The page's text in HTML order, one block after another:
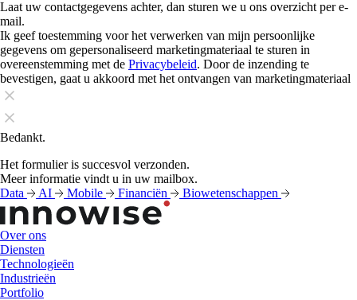
Laat uw contactgegevens achter, dan sturen we u ons overzicht per e-
mail.
Ik geef toestemming voor het verwerken van mijn persoonlijke
gegevens om gepersonaliseerd marketingmateriaal te sturen in
overeenstemming met de Privacybeleid. Door de inzending te
bevestigen, gaat u akkoord met het ontvangen van marketingmateriaal
Bedankt.
Het formulier is succesvol verzonden.
Meer informatie vindt u in uw mailbox.
Data
AI Mobile Financiën Biowetenschappen
Over ons
Diensten
Technologieën
Industrieën
Portfolio